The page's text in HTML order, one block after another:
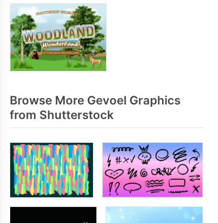
Browse More Gevoel Graphics
from Shutterstock